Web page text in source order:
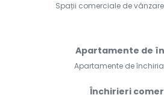
Spații comerciale de
Apartamente de
Apartamente de
Închirieri